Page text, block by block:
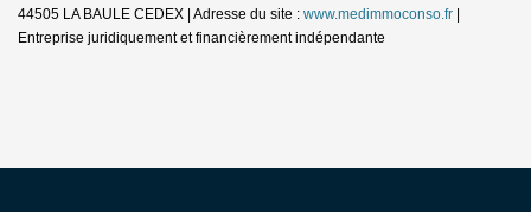
44505 LA BAULE CEDEX | Adresse du site : www.medimmoconso.fr |
Entreprise juridiquement et financièrement indépendante